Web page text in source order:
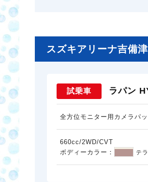
スズキアリーナ吉備津
試乗車 ラパン
全方位モニター用カメラパ
660cc/2WD/CVT
ボディーカラー：
テ